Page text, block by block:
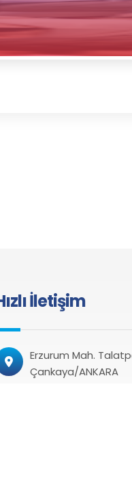
İletişim
Erzurum Mah.
Çankaya/ANKARA